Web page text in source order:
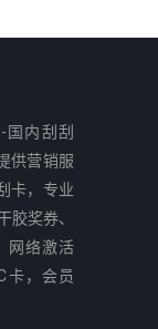
内刮刮
供营销服
卡，专业
胶奖券、
网络激活
卡，会员